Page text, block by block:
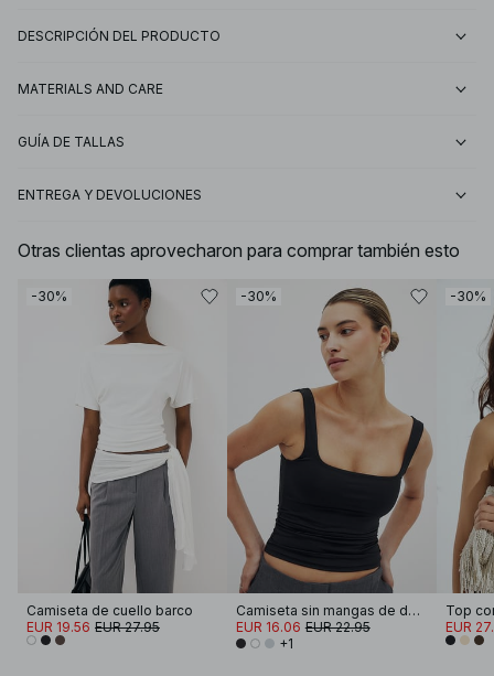
DESCRIPCIÓN DEL PRODUCTO
MATERIALS AND CARE
GUÍA DE TALLAS
ENTREGA Y DEVOLUCIONES
Otras clientas aprovecharon para comprar también esto
-30%
Camiseta de cuello barco
EUR 19.56 EUR 27.95
-30%
Camiseta sin mangas de doble pliegue
EUR 16.06 EUR 22.95
+1
-30%
Top
EUR